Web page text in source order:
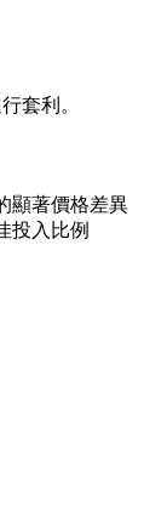
套利。
顯著價格差異
投入比例